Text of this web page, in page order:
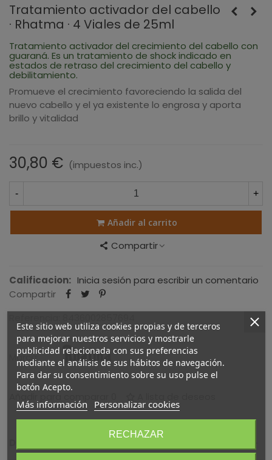
Tratamiento activador del cabello
· Rhatma · 4 Viales de 25ml
Tratamiento activador del crecimiento del cabello con
guaraná. Es un tratamiento de shock indicado en
estados de retraso del crecimiento del cabello y
debilitamiento.
Promueve el crecimiento favoreciendo la salida del
nuevo cabello y el ya existente lo engrosa y aporta
brillo y vitalidad
30,80 € (impuestos inc.)
- +
Añadir al carrito
Compartir
Calificacion: Inicia sesión para escribir un comentario
Compartir
Marca:
Añadir para comparar
Este sitio web utiliza cookies propias y de terceros
para mejorar nuestros servicios y mostrarle
publicidad relacionada con sus preferencias
mediante el análisis de sus hábitos de navegación.
Para dar su consentimiento sobre su uso pulse el
botón Acepto.
Más información Personalizar cookies
RECHAZAR